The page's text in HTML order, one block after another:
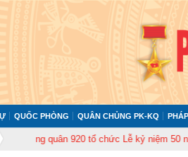
QUỐC PHÒNG QUÂN CHỦNG PK-KQ
quân 920 tổ chức Lễ kỷ niệm 50 năm